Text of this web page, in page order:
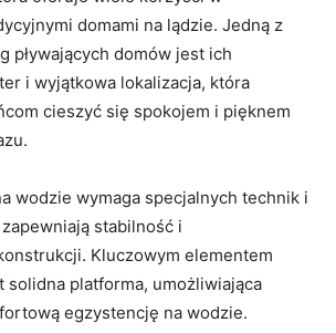
domami na lądzie. Jedną z
pływających domów jest ich
i wyjątkowa lokalizacja, która
cieszyć się spokojem i ⁢pięknem
wodzie wymaga specjalnych technik i
stabilność i
Kluczowym elementem
solidna platforma, umożliwiająca​
egzystencję na wodzie.‍